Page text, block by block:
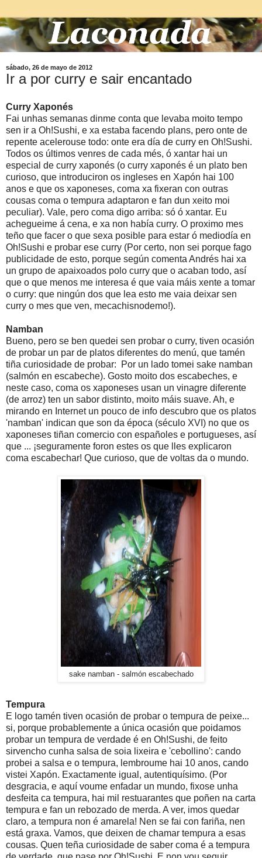
sábado, 26 de mayo de 2012
Ir a por curry e sair encantado
Curry Xaponés
Fai unhas semanas dinme conta que levaba moito tempo
sen ir a Oh!Sushi, e xa estaba facendo plans, pero onte de
repente acelerouse todo: onte era día de curry en Oh!Sushi.
Todos os últimos venres de cada més, ó xantar hai un
especial de curry xaponés (o curry xaponés é un plato ben
curioso, que introduciron os ingleses en Xapón hai 100
anos e que os xaponeses, coma xa fixeran con outras
cousas coma o tempura adaptaron e fan dun xeito moi
peculiar). Vale, pero coma digo arriba: só ó xantar. Eu
achegueime á cena, e xa non había curry. O proximo mes
teño que facer o que sexa posible para estar ó mediodía en
Oh!Sushi e probar ese curry (Por certo, non sei porque fago
publicidade de esto, porque según comenta Andrés hai xa
un grupo de apaixoados polo curry que o acaban todo, así
que o que menos me interesa é que vaia máis xente a tomar
o curry: que ningún dos que lea esto me vaia deixar sen
curry o mes que ven, mecachisnodemo!).
Namban
Bueno, pero se ben quedei sen probar o curry, tiven ocasión
de probar un par de platos diferentes do menú, que tamén
tiña curiosidade de probar: Por un lado tomei sake namban
(salmón en escabeche). Gosto moito dos escabeches, e
neste caso, coma os xaponeses usan un vinagre diferente
(de arroz) ten un sabor distinto, moito máis suave. Ah, e
mirando en Internet un pouco de info descubro que os platos
'namban' indican que son da época (século XVI) no que os
xaponeses tiñan comercio con españoles e portugueses, así
que ... ¡seguramente foron estes os que lles explicaron
coma escabechar! Que curioso, que de voltas da o mundo.
sake namban - salmón escabechado
Tempura
E logo tamén tiven ocasión de probar o tempura de peixe...
si, porque probablemente a única ocasión que poidamos
probar un tempura de verdade é en Oh!Sushi, de feito
sirvencho cunha salsa de soia lixeira e 'cebollino': cando
probei a salsa e o tempura, lembroume hai 10 anos, cando
vistei Xapón. Exactamente igual, autentiquísimo. (Por
desgracia, e aquí voume enfadar un mundo, fixose unha
desfeita ca tempura, hai mil restuarantes que poñen na carta
tempura e fan un rebozado de merda. A ver, imos quedar
claro, a tempura non é amarela! Nen se fai con fariña, nen
está graxa. Vamos, que deixen de chamar tempura a esas
cousas. Quen teña curiosidade de saber coma é a tempura